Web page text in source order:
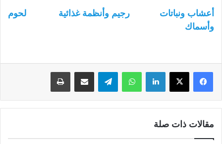
أعشاب ونباتات رجيم وأنظمة غذائية
لحوم
وأسماك
لينكدإن واتساب
مقالات ذات صلة